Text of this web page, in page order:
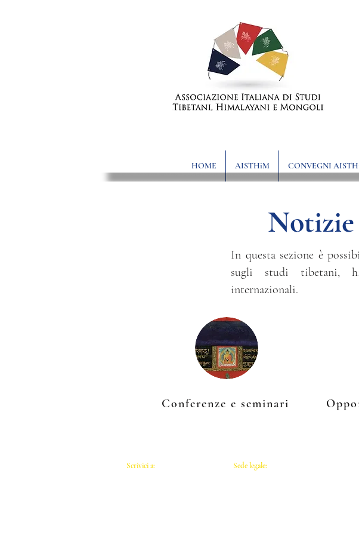
HOME AISTHiM CONVEGNI
In questa sezione è
sugli studi tibetani,
internazionali.
Conferenze e seminari
Scrivici a:​​
Sede legale: